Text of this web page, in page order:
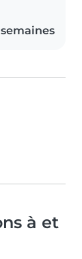
semaines
à et